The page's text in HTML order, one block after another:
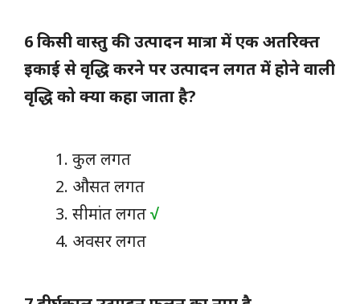
6 किसी वास्तु की उत्पादन मात्रा में एक अतरिक्त
इकाई से वृद्धि करने पर उत्पादन लगत में होने वाली
वृद्धि को क्या कहा जाता है?
कुल लगत
औसत लगत
सीमांत लगत√
अवसर लगत